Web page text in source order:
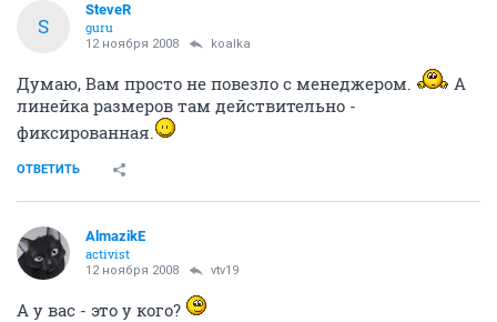
S
SteveR
guru
12 ноября 2008 koalka
Думаю, Вам просто не повезло с менеджером.
А
линейка размеров там действительно -
фиксированная.
ОТВЕТИТЬ
AlmazikE
activist
12 ноября 2008 vtv19
А у вас - это у кого?